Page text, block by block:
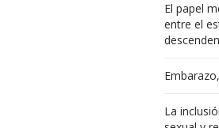
El papel
entre el
La